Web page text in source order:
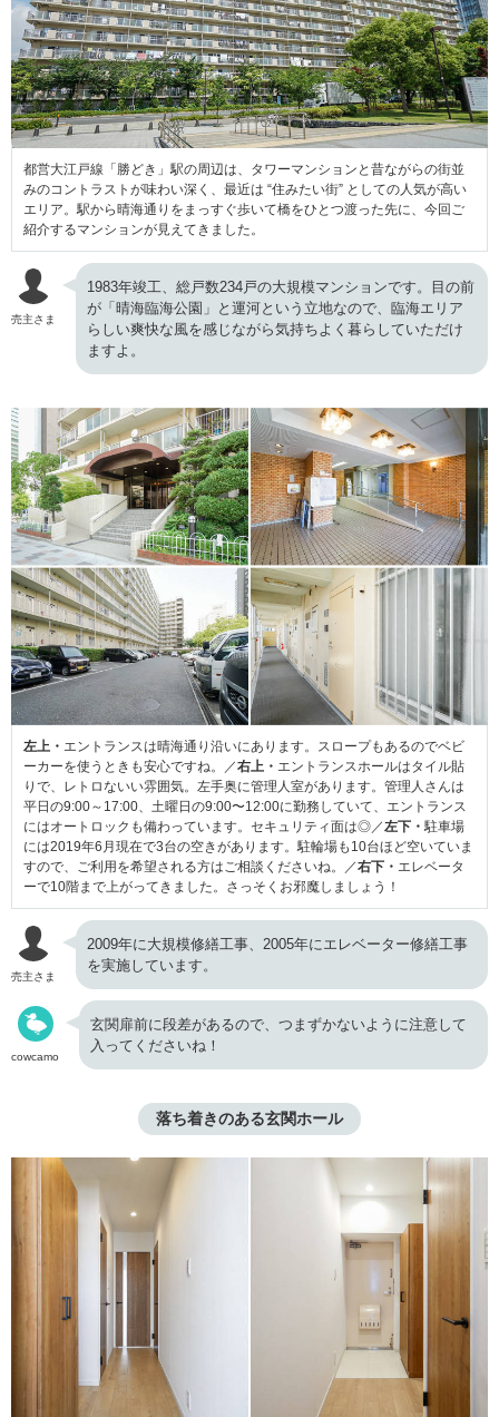
都営大江戸線「勝どき」駅の周辺は、タワーマンションと昔ながらの街並
みのコントラストが味わい深く、最近は “住みたい街” としての人気が高い
エリア。駅から晴海通りをまっすぐ歩いて橋をひとつ渡った先に、今回ご
紹介するマンションが見えてきました。
売主さま
1983年竣工、総戸数234戸の大規模マンションです。目の前
が「晴海臨海公園」と運河という立地なので、臨海エリア
らしい爽快な風を感じながら気持ちよく暮らしていただけ
ますよ。
左上・ エントランスは晴海通り沿いにあります。スロープもあるのでベビ
ーカーを使うときも安心ですね。／右上・ エントランスホールはタイル貼
りで、レトロないい雰囲気。左手奥に管理人室があります。管理人さんは
平日の9:00～17:00、土曜日の9:00〜12:00に勤務していて、エントランス
にはオートロックも備わっています。セキュリティ面は◎／左下・ 駐車場
には2019年6月現在で3台の空きがあります。駐輪場も10台ほど空いていま
すので、ご利用を希望される方はご相談くださいね。／右下・ エレベータ
ーで10階まで上がってきました。さっそくお邪魔しましょう！
売主さま
2009年に大規模修繕工事、2005年にエレベーター修繕工事
を実施しています。
cowcamo
玄関扉前に段差があるので、つまずかないように注意して
入ってくださいね！
落ち着きのある玄関ホール